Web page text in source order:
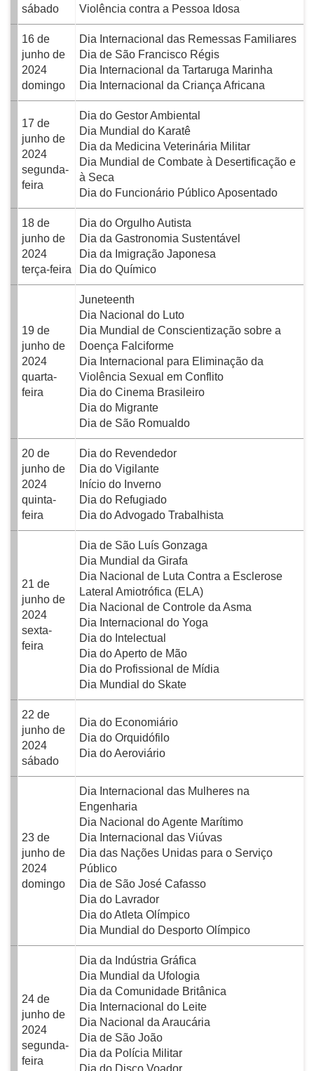
sábado
Violência contra a Pessoa Idosa
16 de
junho de
2024
domingo
Dia Internacional das Remessas Familiares
Dia de São Francisco Régis
Dia Internacional da Tartaruga Marinha
Dia Internacional da Criança Africana
17 de
junho de
2024
segunda-
feira
Dia do Gestor Ambiental
Dia Mundial do Karatê
Dia da Medicina Veterinária Militar
Dia Mundial de Combate à Desertificação e
à Seca
Dia do Funcionário Público Aposentado
18 de
junho de
2024
terça-feira
Dia do Orgulho Autista
Dia da Gastronomia Sustentável
Dia da Imigração Japonesa
Dia do Químico
19 de
junho de
2024
quarta-
feira
Juneteenth
Dia Nacional do Luto
Dia Mundial de Conscientização sobre a
Doença Falciforme
Dia Internacional para Eliminação da
Violência Sexual em Conflito
Dia do Cinema Brasileiro
Dia do Migrante
Dia de São Romualdo
20 de
junho de
2024
quinta-
feira
Dia do Revendedor
Dia do Vigilante
Início do Inverno
Dia do Refugiado
Dia do Advogado Trabalhista
21 de
junho de
2024
sexta-
feira
Dia de São Luís Gonzaga
Dia Mundial da Girafa
Dia Nacional de Luta Contra a Esclerose
Lateral Amiotrófica (ELA)
Dia Nacional de Controle da Asma
Dia Internacional do Yoga
Dia do Intelectual
Dia do Aperto de Mão
Dia do Profissional de Mídia
Dia Mundial do Skate
22 de
junho de
2024
sábado
Dia do Economiário
Dia do Orquidófilo
Dia do Aeroviário
23 de
junho de
2024
domingo
Dia Internacional das Mulheres na
Engenharia
Dia Nacional do Agente Marítimo
Dia Internacional das Viúvas
Dia das Nações Unidas para o Serviço
Público
Dia de São José Cafasso
Dia do Lavrador
Dia do Atleta Olímpico
Dia Mundial do Desporto Olímpico
24 de
junho de
2024
segunda-
feira
Dia da Indústria Gráfica
Dia Mundial da Ufologia
Dia da Comunidade Britânica
Dia Internacional do Leite
Dia Nacional da Araucária
Dia de São João
Dia da Polícia Militar
Dia do Disco Voador